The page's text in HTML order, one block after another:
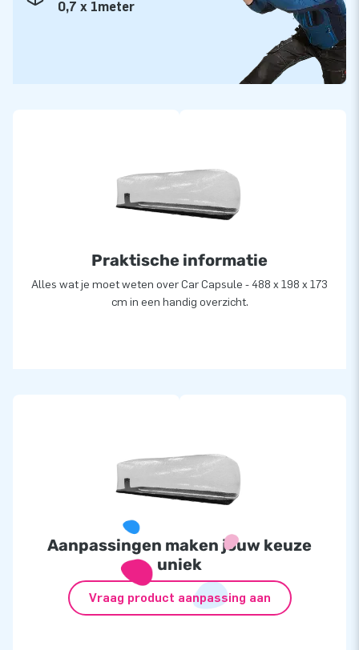
0,7 x 1meter
Praktische informatie
Alles wat je moet weten over Car Capsule - 488 x 198 x 173
cm in een handig overzicht.
Aanpassingen maken jouw keuze
uniek
Vraag product aanpassing aan